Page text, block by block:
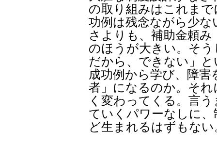
の取り組みはこれま
功例は残念ながら少な
さよりも、補助金頼
のほうが大きい。そ
だから、できない」
成功例から学び、障
者」になるのか。そ
く変わってくる。言
ていくパワーなしに
ど生まれるはずもない